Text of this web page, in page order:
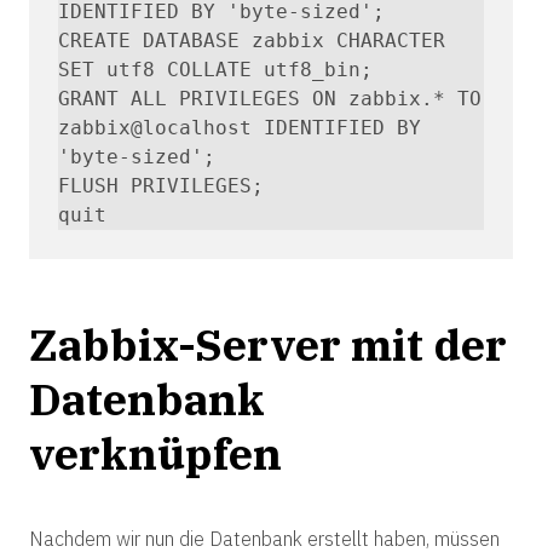
IDENTIFIED BY 'byte-sized';
CREATE DATABASE zabbix CHARACTER
SET utf8 COLLATE utf8_bin;
GRANT ALL PRIVILEGES ON zabbix.* TO
zabbix@localhost IDENTIFIED BY
'byte-sized';
FLUSH PRIVILEGES;
quit
Zabbix-Server mit der
Datenbank
verknüpfen
Nachdem wir nun die Datenbank erstellt haben, müssen